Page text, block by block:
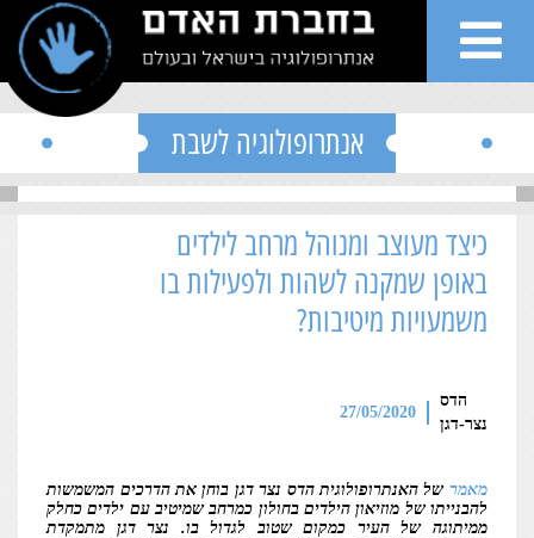
אנתרופולוגיה לשבת
כיצד מעוצב ומנוהל מרחב לילדים
באופן שמקנה לשהות ולפעילות בו
משמעויות מיטיבות?
הדס
נצר-דגן
27/05/2020
מאמר של האנתרופולוגית הדס נצר דגן בוחן את הדרכים המשמשות
להבנייתו של מוזיאון הילדים בחולון כמרחב שמיטיב עם ילדים כחלק
ממיתוגה של העיר כמקום שטוב לגדול בו. נצר דגן מתמקדת